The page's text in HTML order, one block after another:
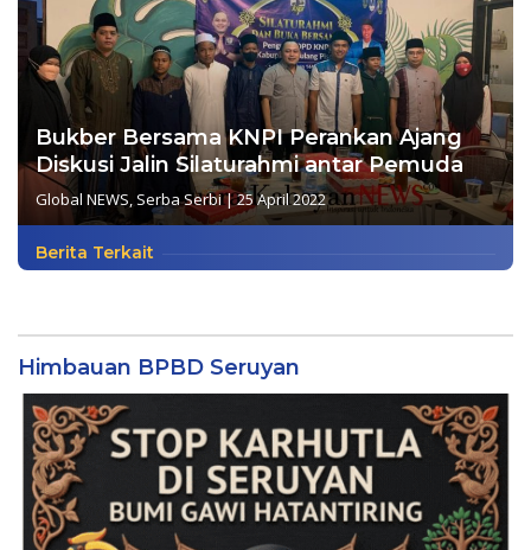
Bukber Bersama KNPI Perankan Ajang
Diskusi Jalin Silaturahmi antar Pemuda
Global NEWS, Serba Serbi|25 April 2022
Berita Terkait
Himbauan BPBD Seruyan